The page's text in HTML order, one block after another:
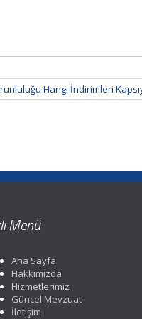
Hangi İndirimleri
Menü
Ana Sayfa
Hakkımızda
Hizmetlerimiz
Güncel Mevzuat
İletişim